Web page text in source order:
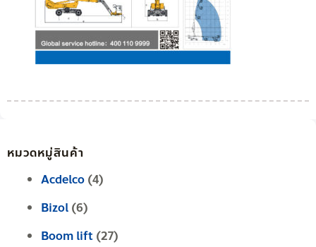
หมวดหมู่สินค้า
Acdelco (4)
Bizol (6)
Boom lift (27)